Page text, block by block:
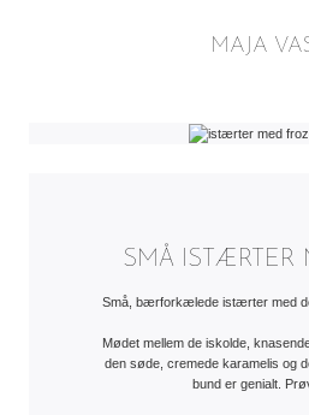
MAJA
SMÅ ISTÆRTER
Små, bærforkælede istærter med
Mødet mellem de iskolde,
den søde, cremede karamelis og
bund er genialt.